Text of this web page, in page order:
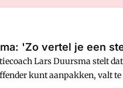
'Zo vertel je een
Lars Duursma stelt
kunt aanpakken, valt